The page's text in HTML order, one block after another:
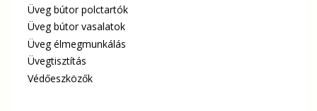
Üveg bútor polctartók
Üveg bútor vasalatok
Üveg élmegmunkálás
Üvegtisztítás
Védőeszközők